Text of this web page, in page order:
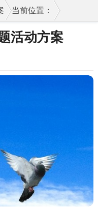
当前位置：
活动方案